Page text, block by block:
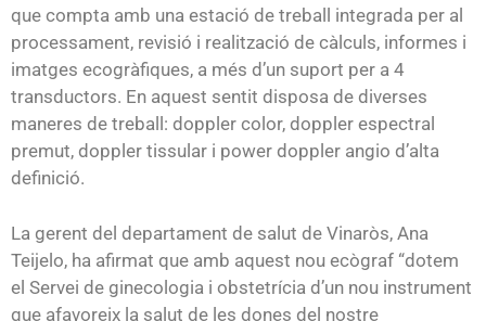
que compta amb una estació de treball integrada per al
processament, revisió i realització de càlculs, informes i
imatges ecogràfiques, a més d’un suport per a 4
transductors. En aquest sentit disposa de diverses
maneres de treball: doppler color, doppler espectral
premut, doppler tissular i power doppler angio d’alta
definició.
La gerent del departament de salut de Vinaròs, Ana
Teijelo, ha afirmat que amb aquest nou ecògraf “dotem
el Servei de ginecologia i obstetrícia d’un nou instrument
que afavoreix la salut de les dones del nostre